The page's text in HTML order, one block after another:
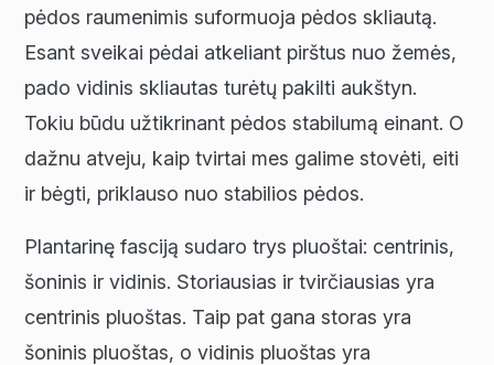
pėdos raumenimis suformuoja pėdos skliautą.
Esant sveikai pėdai atkeliant pirštus nuo žemės,
pado vidinis skliautas turėtų pakilti aukštyn.
Tokiu būdu užtikrinant pėdos stabilumą einant. O
dažnu atveju, kaip tvirtai mes galime stovėti, eiti
ir bėgti, priklauso nuo stabilios pėdos.
Plantarinę fasciją sudaro trys pluoštai: centrinis,
šoninis ir vidinis. Storiausias ir tvirčiausias yra
centrinis pluoštas. Taip pat gana storas yra
šoninis pluoštas, o vidinis pluoštas yra